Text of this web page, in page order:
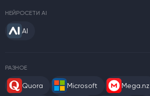
НЕЙРОСЕТИ AI
AI
РАЗНОЕ
Quora Microsoft Mega.nz